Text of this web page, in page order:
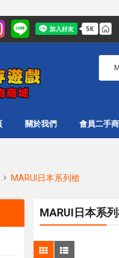
關於我們 會員二手
MARUI日本系列槍
MARUI日本系